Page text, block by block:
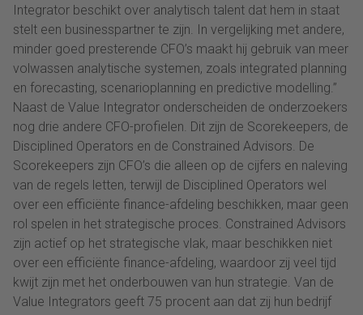
Integrator beschikt over analytisch talent dat hem in staat
stelt een businesspartner te zijn. In vergelijking met andere,
minder goed presterende CFO’s maakt hij gebruik van meer
volwassen analytische systemen, zoals integrated planning
en forecasting, scenarioplanning en predictive modelling.”
Naast de Value Integrator onderscheiden de onderzoekers
nog drie andere CFO-profielen. Dit zijn de Scorekeepers, de
Disciplined Operators en de Constrained Advisors. De
Scorekeepers zijn CFO’s die alleen op de cijfers en naleving
van de regels letten, terwijl de Disciplined Operators wel
over een efficiënte finance-afdeling beschikken, maar geen
rol spelen in het strategische proces. Constrained Advisors
zijn actief op het strategische vlak, maar beschikken niet
over een efficiënte finance-afdeling, waardoor zij veel tijd
kwijt zijn met het onderbouwen van hun strategie. Van de
Value Integrators geeft 75 procent aan dat zij hun bedrijf